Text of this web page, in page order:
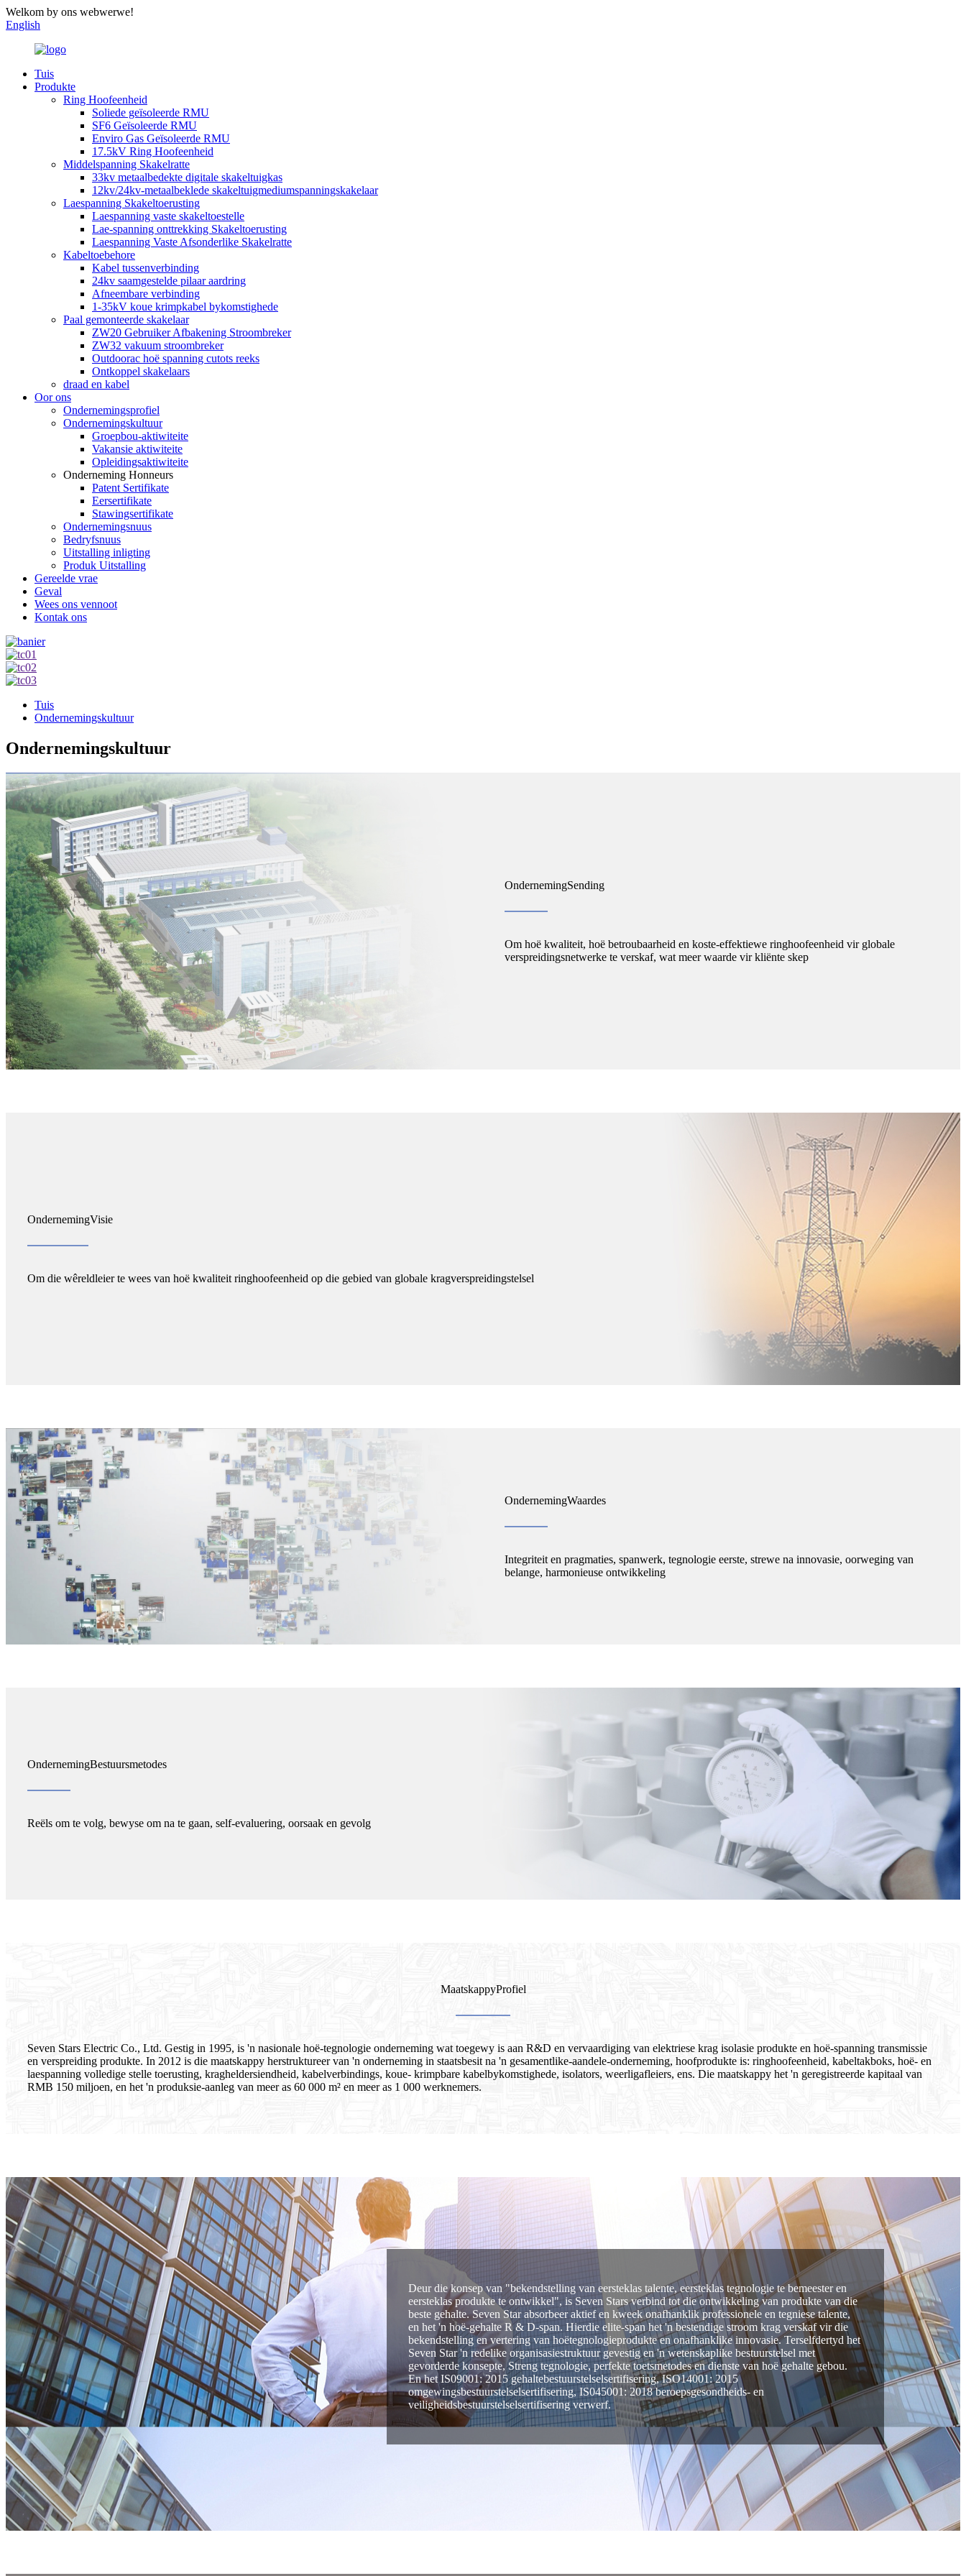
Welkom by ons webwerwe!
English
Tuis
Produkte
Ring Hoofeenheid
Soliede geïsoleerde RMU
SF6 Geïsoleerde RMU
Enviro Gas Geïsoleerde RMU
17.5kV Ring Hoofeenheid
Middelspanning Skakelratte
33kv metaalbedekte digitale skakeltuigkas
12kv/24kv-metaalbeklede skakeltuigmediumspanningskakelaar
Laespanning Skakeltoerusting
Laespanning vaste skakeltoestelle
Lae-spanning onttrekking Skakeltoerusting
Laespanning Vaste Afsonderlike Skakelratte
Kabeltoebehore
Kabel tussenverbinding
24kv saamgestelde pilaar aardring
Afneembare verbinding
1-35kV koue krimpkabel bykomstighede
Paal gemonteerde skakelaar
ZW20 Gebruiker Afbakening Stroombreker
ZW32 vakuum stroombreker
Outdoorac hoë spanning cutots reeks
Ontkoppel skakelaars
draad en kabel
Oor ons
Ondernemingsprofiel
Ondernemingskultuur
Groepbou-aktiwiteite
Vakansie aktiwiteite
Opleidingsaktiwiteite
Onderneming Honneurs
Patent Sertifikate
Eersertifikate
Stawingsertifikate
Ondernemingsnuus
Bedryfsnuus
Uitstalling inligting
Produk Uitstalling
Gereelde vrae
Geval
Wees ons vennoot
Kontak ons
Tuis
Ondernemingskultuur
Ondernemingskultuur
OndernemingSending
Om hoë kwaliteit, hoë betroubaarheid en koste-effektiewe ringhoofeenheid vir globale
verspreidingsnetwerke te verskaf, wat meer waarde vir kliënte skep
OndernemingVisie
Om die wêreldleier te wees van hoë kwaliteit ringhoofeenheid op die gebied van globale kragverspreidingstelsel
OndernemingWaardes
Integriteit en pragmaties, spanwerk, tegnologie eerste, strewe na innovasie, oorweging van
belange, harmonieuse ontwikkeling
OndernemingBestuursmetodes
Reëls om te volg, bewyse om na te gaan, self-evaluering, oorsaak en gevolg
MaatskappyProfiel
Seven Stars Electric Co., Ltd. Gestig in 1995, is 'n nasionale hoë-tegnologie onderneming wat toegewy is aan R&D en vervaardiging van elektriese krag isolasie produkte en hoë-spanning transmissie
en verspreiding produkte. In 2012 is die maatskappy herstruktureer van 'n onderneming in staatsbesit na 'n gesamentlike-aandele-onderneming, hoofprodukte is: ringhoofeenheid, kabeltakboks, hoë- en
laespanning volledige stelle toerusting, kragheldersiendheid, kabelverbindings, koue- krimpbare kabelbykomstighede, isolators, weerligafleiers, ens. Die maatskappy het 'n geregistreerde kapitaal van
RMB 150 miljoen, en het 'n produksie-aanleg van meer as 60 000 m² en meer as 1 000 werknemers.
Deur die konsep van "bekendstelling van eersteklas talente, eersteklas tegnologie te bemeester en
eersteklas produkte te ontwikkel", is Seven Stars verbind tot die ontwikkeling van produkte van die
beste gehalte. Seven Star absorbeer aktief en kweek onafhanklik professionele en tegniese talente,
en het 'n hoë-gehalte R & D-span. Hierdie elite-span het 'n bestendige stroom krag verskaf vir die
bekendstelling en vertering van hoëtegnologieprodukte en onafhanklike innovasie. Terselfdertyd het
Seven Star 'n redelike organisasiestruktuur gevestig en 'n wetenskaplike bestuurstelsel met
gevorderde konsepte, Streng tegnologie, perfekte toetsmetodes en dienste van hoë gehalte gebou.
En het IS09001: 2015 gehaltebestuurstelselsertifisering, ISO14001: 2015
omgewingsbestuurstelselsertifisering, IS045001: 2018 beroepsgesondheids- en
veiligheidsbestuurstelselsertifisering verwerf.